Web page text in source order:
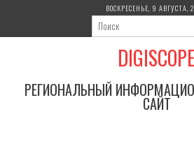
содержимому
ВОСКРЕСЕНЬЕ, 9 АВГУСТА,
DIGISCOPE
РЕГИОНАЛЬНЫЙ
САЙТ